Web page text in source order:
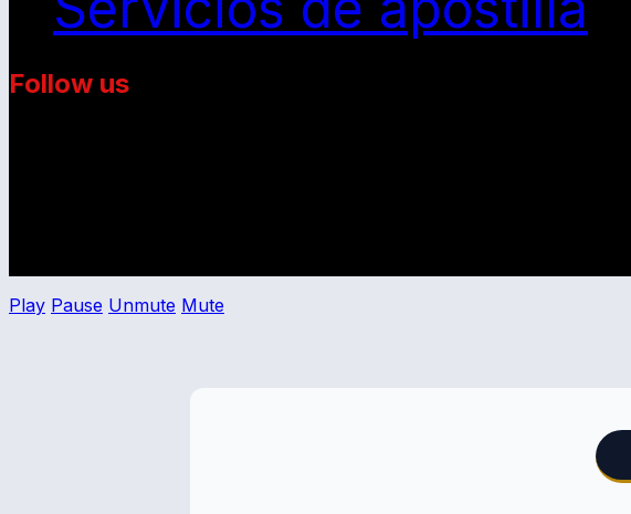
Follow us
Play Pause Unmute Mute